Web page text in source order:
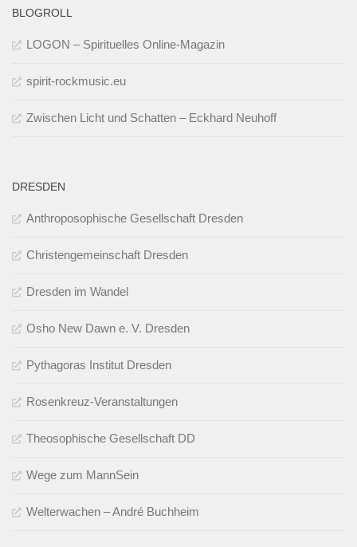
BLOGROLL
LOGON – Spirituelles Online-Magazin
spirit-rockmusic.eu
Zwischen Licht und Schatten – Eckhard Neuhoff
DRESDEN
Anthroposophische Gesellschaft Dresden
Christengemeinschaft Dresden
Dresden im Wandel
Osho New Dawn e. V. Dresden
Pythagoras Institut Dresden
Rosenkreuz-Veranstaltungen
Theosophische Gesellschaft DD
Wege zum MannSein
Welterwachen – André Buchheim